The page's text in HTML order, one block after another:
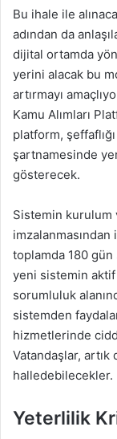
Bu ihale ile
adından da
dijital ortamda
yerini alacak bu
artırmayı
Kamu Alımları
platform,
şartnamesinde
gösterecek.
Sistemin kurulum
toplamda 180 gün
yeni sistemin aktif
sorumluluk
sistemden
hizmetlerinde
Vatandaşlar,
halledebilecekler.
Yeterlilik